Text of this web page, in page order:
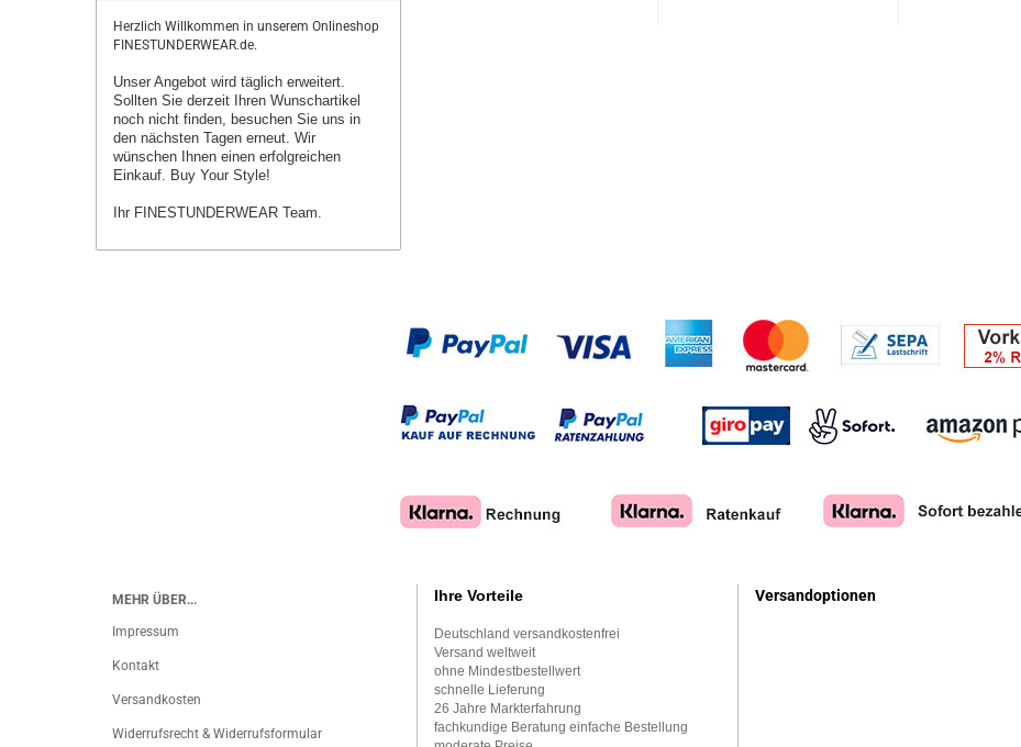
Herzlich Willkommen in unserem Onlineshop
FINESTUNDERWEAR.de.
Unser Angebot wird täglich erweitert.
Sollten Sie derzeit Ihren Wunschartikel
noch nicht finden, besuchen Sie uns in
den nächsten Tagen erneut. Wir
wünschen Ihnen einen erfolgreichen
Einkauf. Buy Your Style!
Ihr FINESTUNDERWEAR Team.
MEHR ÜBER...
Impressum
Kontakt
Versandkosten
Widerrufsrecht & Widerrufsformular
Ihre Vorteile
Deutschland versandkostenfrei
Versand weltweit
ohne Mindestbestellwert
schnelle Lieferung
26 Jahre Markterfahrung
fachkundige Beratung einfache Bestellung
Versandoptionen